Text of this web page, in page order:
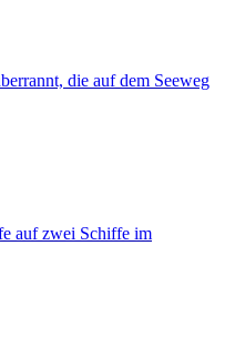
die auf dem Seeweg
auf zwei Schiffe im